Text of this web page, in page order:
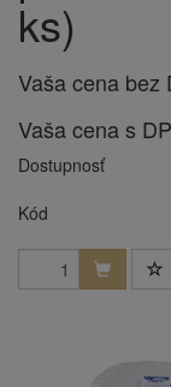
ks)
Vaša cena bez
Vaša cena s
Dostupnosť
Kód